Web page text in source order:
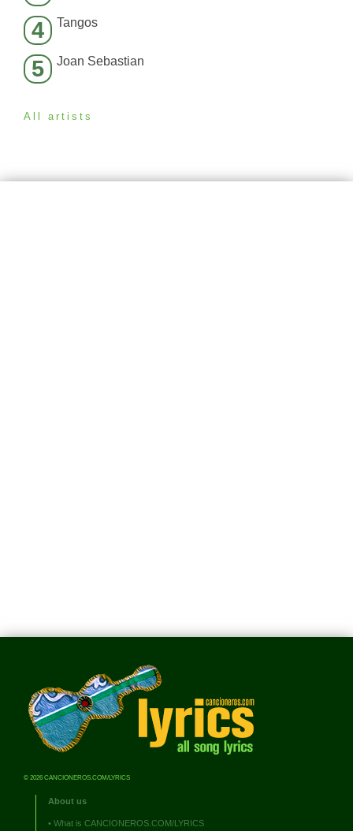
4 Tangos
5 Joan Sebastian
All artists
© 2026 CANCIONEROS.COM/LYRICS
About us
• What is CANCIONEROS.COM/LYRICS